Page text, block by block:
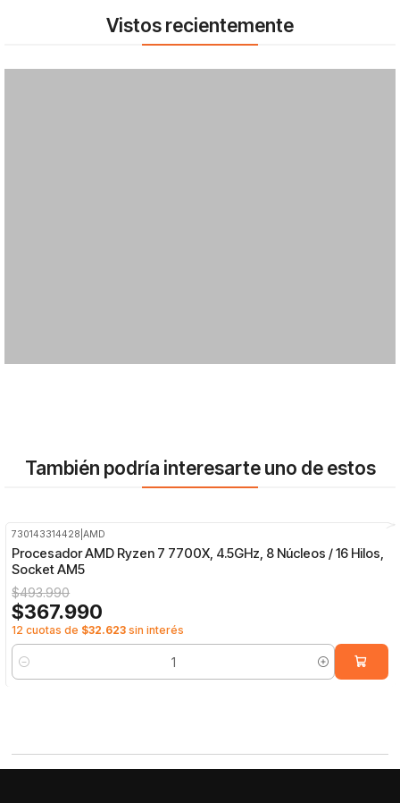
Vistos recientemente
También podría interesarte uno de estos
730143314428 |AMD
Procesador AMD Ryzen 7 7700X, 4.5GHz, 8 Núcleos / 16 Hilos,
Socket AM5
$493.990
$367.990
12 cuotas de $32.623 sin interés
Cantidad